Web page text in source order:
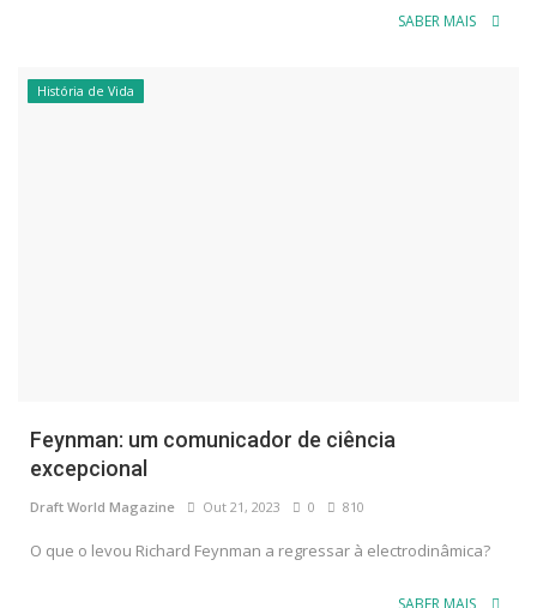
SABER MAIS
História de Vida
Feynman: um comunicador de ciência
excepcional
Draft World Magazine Out 21, 2023 0 810
O que o levou Richard Feynman a regressar à electrodinâmica?
SABER MAIS